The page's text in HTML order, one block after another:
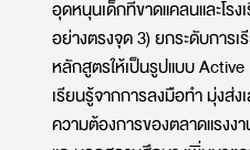
อุดหนุนเด็กที่ขาดแคลนและโร
อย่างตรงจุด 3) ยกระดับการ
หลักสูตรให้เป็นรูปแบบ Active
เรียนรู้จากการลงมือทำ มุ่งส่
ความต้องการของตลาดแรงง